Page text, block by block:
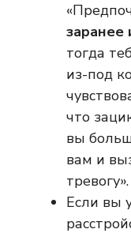
заранее
тогда
из-под
что
вы
вам и
тревогу».
Если вы